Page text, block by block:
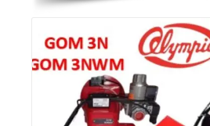
Details